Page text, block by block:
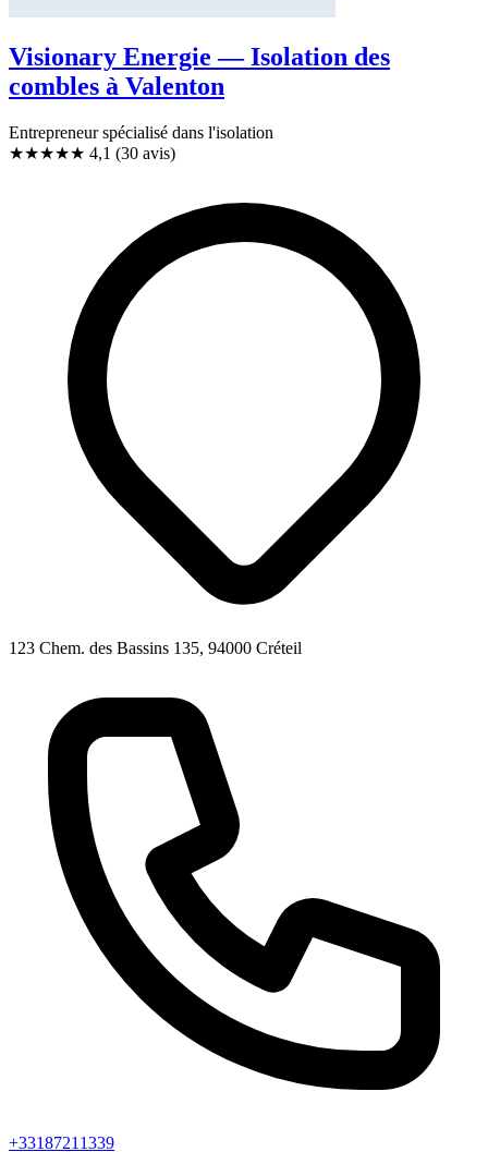
Visionary Energie — Isolation des
combles à Valenton
Entrepreneur spécialisé dans l'isolation
★★★★★ 4,1 (30 avis)
123 Chem. des Bassins 135, 94000 Créteil
+33187211339